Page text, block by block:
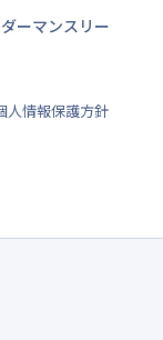
ーマンスリー
人情報保護方針